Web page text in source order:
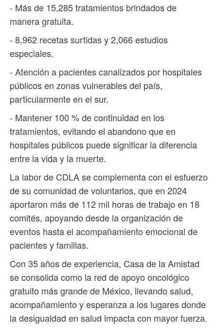
- Más de 15,285 tratamientos brindados de
manera gratuita.
- 8,962 recetas surtidas y 2,066 estudios
especiales.
- Atención a pacientes canalizados por hospitales
públicos en zonas vulnerables del país,
particularmente en el sur.
- Mantener 100 % de continuidad en los
tratamientos, evitando el abandono que en
hospitales públicos puede significar la diferencia
entre la vida y la muerte.
La labor de CDLA se complementa con el esfuerzo
de su comunidad de voluntarios, que en 2024
aportaron más de 112 mil horas de trabajo en 18
comités, apoyando desde la organización de
eventos hasta el acompañamiento emocional de
pacientes y familias.
Con 35 años de experiencia, Casa de la Amistad
se consolida como la red de apoyo oncológico
gratuito más grande de México, llevando salud,
acompañamiento y esperanza a los lugares donde
la desigualdad en salud impacta con mayor fuerza.